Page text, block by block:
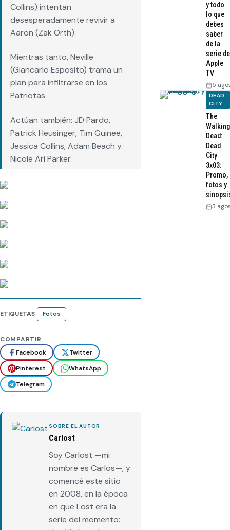
Collins) intentan
desesperadamente revivir a
Aaron (Zak Orth).
Mientras tanto, Neville
(Giancarlo Esposito) trama un
plan para infiltrarse en los
Patriotas.
Actúan también: JD Pardo,
Patrick Heusinger, Tim Guinee,
Jessica Collins, Adam Beach y
Nicole Ari Parker.
ETIQUETAS Fotos
COMPARTIR
Facebook
Twitter
Pinterest
WhatsApp
Telegram
SOBRE EL AUTOR
Carlost
Soy Carlost —mi
nombre es Carlos—, y
comencé este sitio
en 2008, en la época
en que Lost era la
serie del momento:
y todo
lo que
debes
saber
de la
serie de
Apple
TV
5
DEAD
CITY
The
Walking
Dead:
Dead
City
3x03:
Promo,
fotos y
3